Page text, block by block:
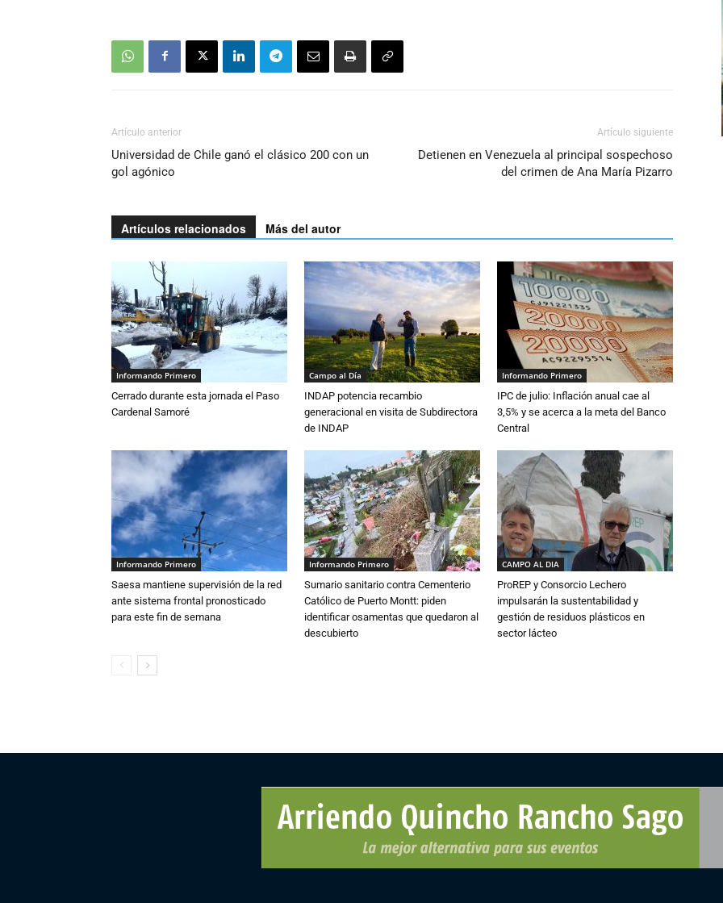
Artículo anterior
Universidad de Chile ganó el clásico 200 con un
gol agónico
Artículo siguiente
Detienen en Venezuela al principal sospechoso
del crimen de Ana María Pizarro
Artículos relacionados Más del autor
Informando Primero
Cerrado durante esta jornada el Paso
Cardenal Samoré
Campo al Día
INDAP potencia recambio
generacional en visita de Subdirectora
de INDAP
Informando Primero
IPC de julio: Inflación anual cae al
3,5% y se acerca a la meta del Banco
Central
Informando Primero
Saesa mantiene supervisión de la red
ante sistema frontal pronosticado
para este fin de semana
Informando Primero
Sumario sanitario contra Cementerio
Católico de Puerto Montt: piden
identificar osamentas que quedaron al
descubierto
CAMPO AL DIA
ProREP y Consorcio Lechero
impulsarán la sustentabilidad y
gestión de residuos plásticos en
sector lácteo